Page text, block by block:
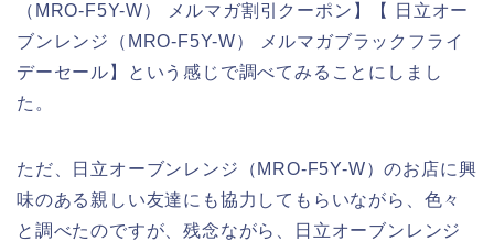
（MRO-F5Y-W） メルマガ割引クーポン】【 日立オー
ブンレンジ（MRO-F5Y-W） メルマガブラックフライ
デーセール】という感じで調べてみることにしまし
た。
ただ、日立オーブンレンジ（MRO-F5Y-W）のお店に興
味のある親しい友達にも協力してもらいながら、色々
と調べたのですが、残念ながら、日立オーブンレンジ